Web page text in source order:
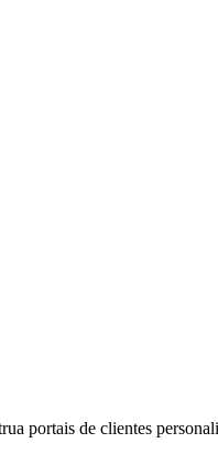
portais de clientes